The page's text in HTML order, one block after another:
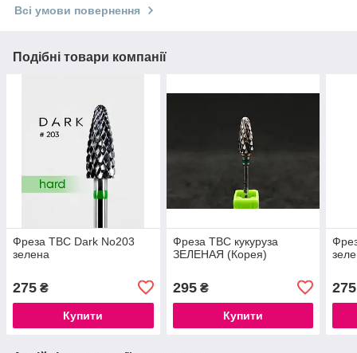
Всі умови повернення
Подібні товари компанії
Фреза ТВС Dark No203
зелена
275 ₴
Купити
Фреза ТВС кукуруза
ЗЕЛЕНАЯ (Корея)
295₴
Купити
275